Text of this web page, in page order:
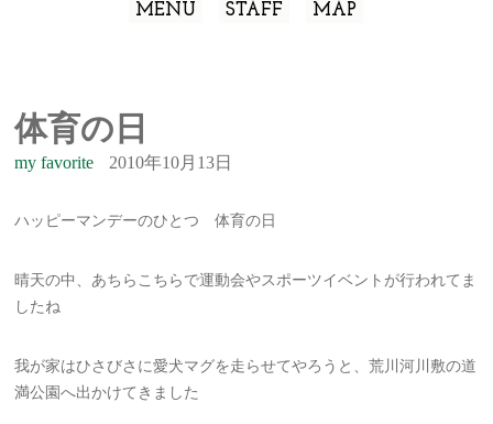
MENU
STAFF MAP
体育の日
my favorite 2010年10月13日
ハッピーマンデーのひとつ 体育の日
晴天の中、あちらこちらで運動会やスポーツイベントが行われてま
したね
我が家はひさびさに愛犬マグを走らせてやろうと、荒川河川敷の道
満公園へ出かけてきました